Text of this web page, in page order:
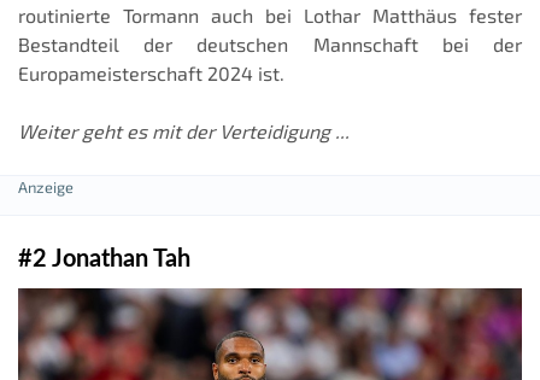
routinierte Tormann auch bei Lothar Matthäus fester
Bestandteil der deutschen Mannschaft bei der
Europameisterschaft 2024 ist.
Weiter geht es mit der Verteidigung ...
#2 Jonathan Tah